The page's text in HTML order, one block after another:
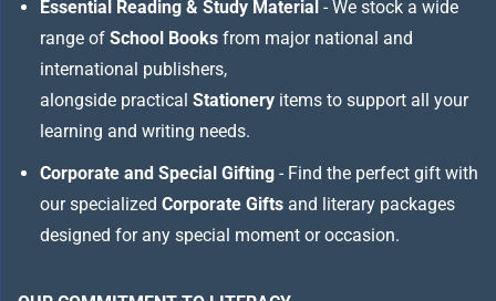
Essential Reading & Study Material - We stock a wide
range of School Books from major national and
international publishers,
alongside practical Stationery items to support all your
learning and writing needs.
Corporate and Special Gifting - Find the perfect gift with
our specialized Corporate Gifts and literary packages
designed for any special moment or occasion.